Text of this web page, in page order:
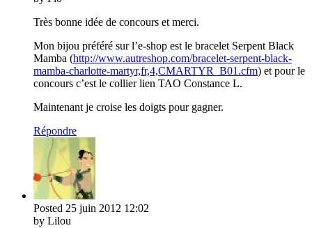
Très bonne idée de concours et merci.
Mon bijou préféré sur l’e-shop est le bracelet Serpent Black
Mamba (http://www.autreshop.com/bracelet-serpent-black-
mamba-charlotte-martyr,fr,4,CMARTYR_B01.cfm) et pour le
concours c’est le collier lien TAO Constance L.
Maintenant je croise les doigts pour gagner.
Répondre
Posted 25 juin 2012 12:02
by Lilou